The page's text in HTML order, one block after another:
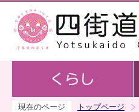
現在のページ トップページ